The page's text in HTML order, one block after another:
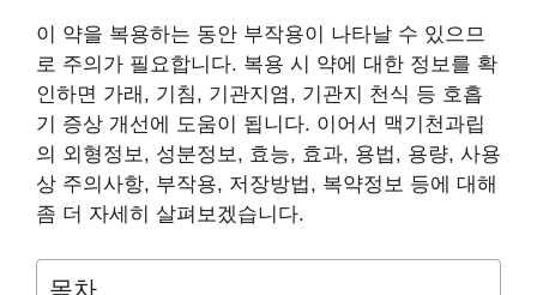
이 약을 복용하는 동안 부작용이 나타날 수 있으므
로 주의가 필요합니다. 복용 시 약에 대한 정보를 확
인하면 가래, 기침, 기관지염, 기관지 천식 등 호흡
기 증상 개선에 도움이 됩니다. 이어서 맥기천과립
의 외형정보, 성분정보, 효능, 효과, 용법, 용량, 사용
상 주의사항, 부작용, 저장방법, 복약정보 등에 대해
좀 더 자세히 살펴보겠습니다.
목차